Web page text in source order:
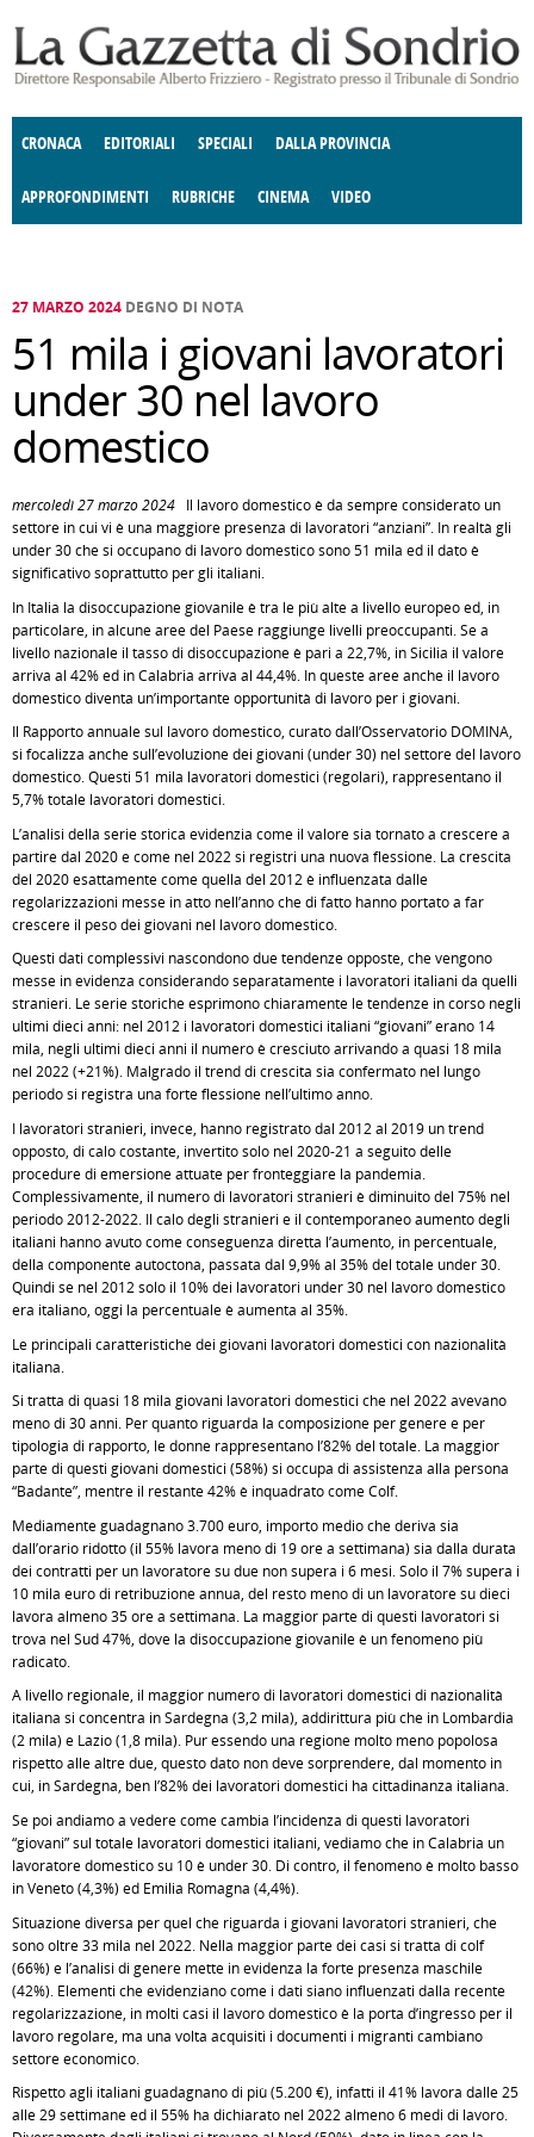
CRONACA EDITORIALI SPECIALI DALLA PROVINCIA
APPROFONDIMENTI
E SPETTACOLI POLITICA
RUBRICHE
DELLE IDEE FATTI DELLO SPIRITO
CINEMA VIDEO
27 MARZO 2024 DEGNO DI NOTA
51 mila i giovani lavoratori
under 30 nel lavoro
domestico
mercoledì 27 marzo 2024 Il lavoro domestico è da sempre considerato un
settore in cui vi è una maggiore presenza di lavoratori “anziani”. In realtà gli
under 30 che si occupano di lavoro domestico sono 51 mila ed il dato è
significativo soprattutto per gli italiani.
In Italia la disoccupazione giovanile è tra le più alte a livello europeo ed, in
particolare, in alcune aree del Paese raggiunge livelli preoccupanti. Se a
livello nazionale il tasso di disoccupazione è pari a 22,7%, in Sicilia il valore
arriva al 42% ed in Calabria arriva al 44,4%. In queste aree anche il lavoro
domestico diventa un’importante opportunità di lavoro per i giovani.
Il Rapporto annuale sul lavoro domestico, curato dall’Osservatorio DOMINA,
si focalizza anche sull’evoluzione dei giovani (under 30) nel settore del lavoro
domestico. Questi 51 mila lavoratori domestici (regolari), rappresentano il
5,7% totale lavoratori domestici.
L’analisi della serie storica evidenzia come il valore sia tornato a crescere a
partire dal 2020 e come nel 2022 si registri una nuova flessione. La crescita
del 2020 esattamente come quella del 2012 è influenzata dalle
regolarizzazioni messe in atto nell’anno che di fatto hanno portato a far
crescere il peso dei giovani nel lavoro domestico.
Questi dati complessivi nascondono due tendenze opposte, che vengono
messe in evidenza considerando separatamente i lavoratori italiani da quelli
stranieri. Le serie storiche esprimono chiaramente le tendenze in corso negli
ultimi dieci anni: nel 2012 i lavoratori domestici italiani “giovani” erano 14
mila, negli ultimi dieci anni il numero è cresciuto arrivando a quasi 18 mila
nel 2022 (+21%). Malgrado il trend di crescita sia confermato nel lungo
periodo si registra una forte flessione nell’ultimo anno.
I lavoratori stranieri, invece, hanno registrato dal 2012 al 2019 un trend
opposto, di calo costante, invertito solo nel 2020-21 a seguito delle
procedure di emersione attuate per fronteggiare la pandemia.
Complessivamente, il numero di lavoratori stranieri è diminuito del 75% nel
periodo 2012-2022. Il calo degli stranieri e il contemporaneo aumento degli
italiani hanno avuto come conseguenza diretta l’aumento, in percentuale,
della componente autoctona, passata dal 9,9% al 35% del totale under 30.
Quindi se nel 2012 solo il 10% dei lavoratori under 30 nel lavoro domestico
era italiano, oggi la percentuale è aumenta al 35%.
Le principali caratteristiche dei giovani lavoratori domestici con nazionalità
italiana.
Si tratta di quasi 18 mila giovani lavoratori domestici che nel 2022 avevano
meno di 30 anni. Per quanto riguarda la composizione per genere e per
tipologia di rapporto, le donne rappresentano l’82% del totale. La maggior
parte di questi giovani domestici (58%) si occupa di assistenza alla persona
“Badante”, mentre il restante 42% è inquadrato come Colf.
Mediamente guadagnano 3.700 euro, importo medio che deriva sia
dall’orario ridotto (il 55% lavora meno di 19 ore a settimana) sia dalla durata
dei contratti per un lavoratore su due non supera i 6 mesi. Solo il 7% supera i
10 mila euro di retribuzione annua, del resto meno di un lavoratore su dieci
lavora almeno 35 ore a settimana. La maggior parte di questi lavoratori si
trova nel Sud 47%, dove la disoccupazione giovanile è un fenomeno più
radicato.
A livello regionale, il maggior numero di lavoratori domestici di nazionalità
italiana si concentra in Sardegna (3,2 mila), addirittura più che in Lombardia
(2 mila) e Lazio (1,8 mila). Pur essendo una regione molto meno popolosa
rispetto alle altre due, questo dato non deve sorprendere, dal momento in
cui, in Sardegna, ben l’82% dei lavoratori domestici ha cittadinanza italiana.
Se poi andiamo a vedere come cambia l’incidenza di questi lavoratori
“giovani” sul totale lavoratori domestici italiani, vediamo che in Calabria un
lavoratore domestico su 10 è under 30. Di contro, il fenomeno è molto basso
in Veneto (4,3%) ed Emilia Romagna (4,4%).
Situazione diversa per quel che riguarda i giovani lavoratori stranieri, che
sono oltre 33 mila nel 2022. Nella maggior parte dei casi si tratta di colf
(66%) e l’analisi di genere mette in evidenza la forte presenza maschile
(42%). Elementi che evidenziano come i dati siano influenzati dalla recente
regolarizzazione, in molti casi il lavoro domestico è la porta d’ingresso per il
lavoro regolare, ma una volta acquisiti i documenti i migranti cambiano
settore economico.
Rispetto agli italiani guadagnano di più (5.200 €), infatti il 41% lavora dalle 25
alle 29 settimane ed il 55% ha dichiarato nel 2022 almeno 6 medi di lavoro.